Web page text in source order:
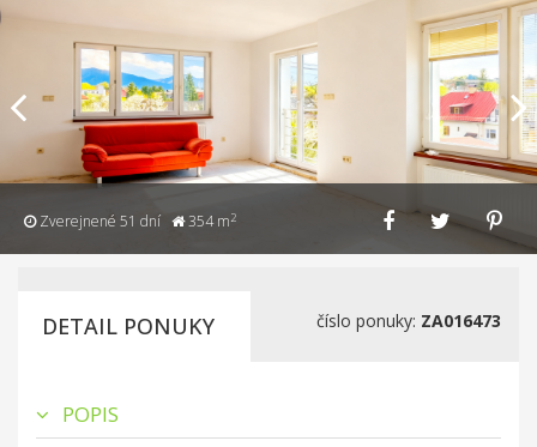
Zverejnené 51 dní 354 m2
Previous
DETAIL PONUKY číslo ponuky: ZA016473
POPIS